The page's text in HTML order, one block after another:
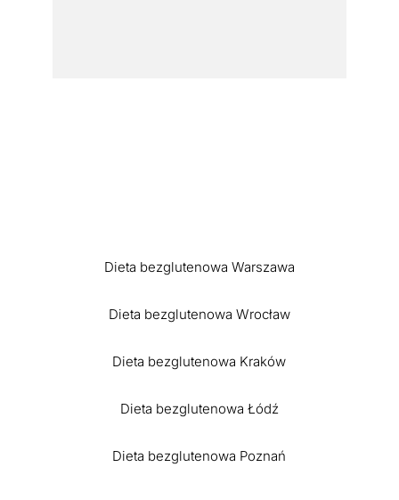
Dieta bezglutenowa Warszawa
Dieta bezglutenowa Wrocław
Dieta bezglutenowa Kraków
Dieta bezglutenowa Łódź
Dieta bezglutenowa Poznań